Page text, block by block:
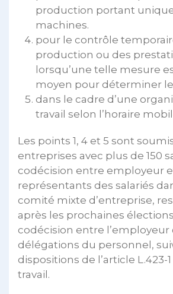
production portant
machines.
pour le contrôle
production ou des
lorsqu’une telle mesure
moyen pour déterminer le
dans le cadre d’une
travail selon l’horaire
Les points 1, 4 et 5 sont
entreprises avec plus de 150
codécision entre employeur
représentants des salariés
comité mixte d’entreprise,
après les prochaines
codécision entre l’employeur
délégations du personnel,
dispositions de l’article L.423-
travail.